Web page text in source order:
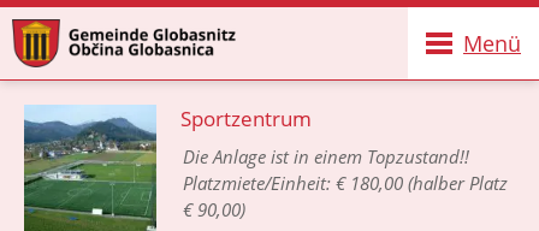
Menü
Sportzentrum
Die Anlage ist in einem Topzustand!!
Platzmiete/Einheit: € 180,00 (halber Platz
€ 90,00)